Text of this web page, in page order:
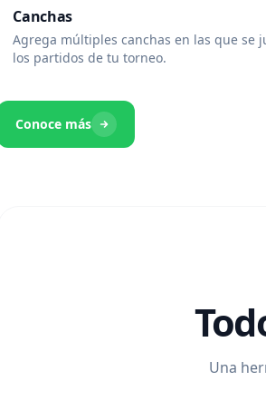
Canchas
Agrega múltiples canchas en las que se
los partidos de tu torneo.
Conoce más
Una